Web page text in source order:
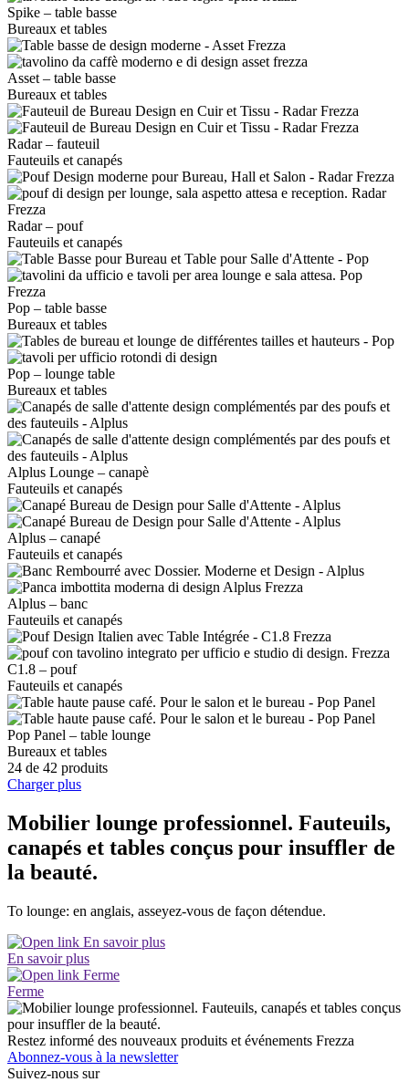
Spike – table basse
Bureaux et tables
Asset – table basse
Bureaux et tables
Radar – fauteuil
Fauteuils et canapés
Radar – pouf
Fauteuils et canapés
Pop – table basse
Bureaux et tables
Pop – lounge table
Bureaux et tables
Alplus Lounge – canapè
Fauteuils et canapés
Alplus – canapé
Fauteuils et canapés
Alplus – banc
Fauteuils et canapés
C1.8 – pouf
Fauteuils et canapés
Pop Panel – table lounge
Bureaux et tables
24 de 42 produits
Charger plus
Mobilier lounge professionnel. Fauteuils,
canapés et tables conçus pour insuffler de
la beauté.
To lounge: en anglais, asseyez-vous de façon détendue.
En savoir plus
Ferme
Restez informé des nouveaux produits et événements Frezza
Abonnez-vous à la newsletter
Suivez-nous sur